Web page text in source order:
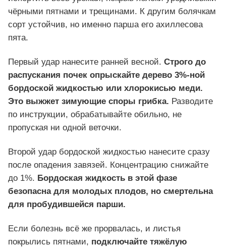
чёрными пятнами и трещинами. К другим болячкам
сорт устойчив, но именно парша его ахиллесова
пята.
Первый удар нанесите ранней весной. Строго до
распускания почек опрыскайте дерево 3%-ной
бордоской жидкостью или хлорокисью меди.
Это выжжет зимующие споры грибка. Разводите
по инструкции, обрабатывайте обильно, не
пропуская ни одной веточки.
Второй удар бордоской жидкостью нанесите сразу
после опадения завязей. Концентрацию снижайте
до 1%. Бордоская жидкость в этой фазе
безопасна для молодых плодов, но смертельна
для пробудившейся парши.
Если болезнь всё же прорвалась, и листья
покрылись пятнами, подключайте тяжёлую